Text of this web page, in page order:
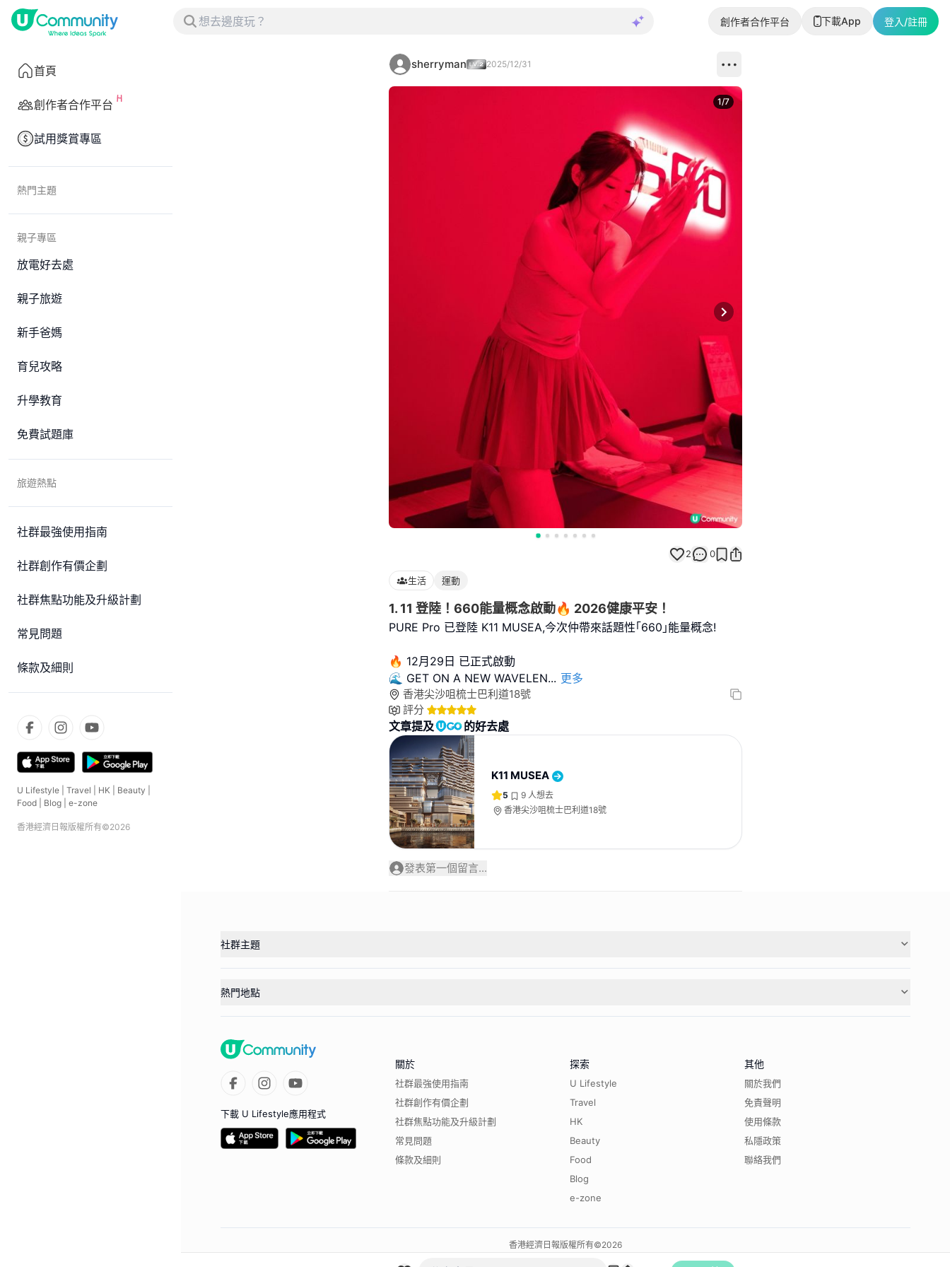
創作者合作平台 下載App 登入/註冊
首頁
創作者合作平台
試用獎賞專區
熱門主題
親子專區
放電好去處
親子旅遊
新手爸媽
育兒攻略
升學教育
免費試題庫
旅遊熱點
社群最強使用指南
社群創作有價企劃
社群焦點功能及升級計劃
常見問題
條款及細則
U Lifestyle Travel HK Beauty
Food
Blog e-zone
香港經濟日報版權所有©2026
sherryman 2025/12/31
Next slide
1/7
2 0
生活 運動
1. 11 登陸！660能量概念啟動🔥 2026健康平安！
PURE Pro 已登陸 K11 MUSEA,今次仲帶來話題性｢660｣能量概念!
🔥 12月29日 已正式啟動
🌊 GET ON A NEW WAVELEN... 更多
香港尖沙咀梳士巴利道18號
評分
文章提及 的好去處
K11 MUSEA
5 9 人想去
香港尖沙咀梳士巴利道18號
發表第一個留言...
社群主題
熱門地點
下載 U Lifestyle應用程式
關於
社群最強使用指南
社群創作有價企劃
社群焦點功能及升級計劃
常見問題
條款及細則
探索
U Lifestyle
Travel
HK
Beauty
Food
Blog
e-zone
其他
關於我們
免責聲明
使用條款
私隱政策
聯絡我們
香港經濟日報版權所有©2026